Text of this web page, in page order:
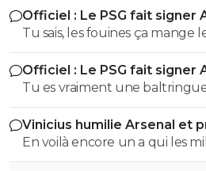
de bouche et on t'accuserait
encore....mdr
Officiel : Le PSG fait signer
Tu sais, les fouines ça mange
Officiel : Le PSG fait signer
Tu es vraiment une
Vinicius humilie Arsenal et
2032
En voilà encore un a qui les
sur son club pour en